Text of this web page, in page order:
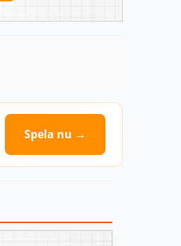
Spela nu →